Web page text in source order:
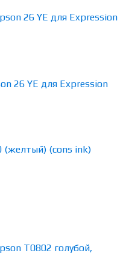
26 YE для Expression